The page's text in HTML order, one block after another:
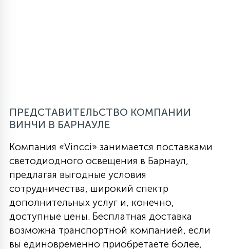
ПРЕДСТАВИТЕЛЬСТВО КОМПАНИИ
ВИНЧИ В БАРНАУЛЕ
Компания «Vincci» занимается поставками
светодиодного освещения в Барнаул,
предлагая выгодные условия
сотрудничества, широкий спектр
дополнительных услуг и, конечно,
доступные цены. Бесплатная доставка
возможна транспортной компанией, если
вы единовременно приобретаете более,